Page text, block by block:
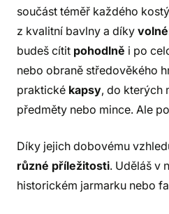
součást téměř každého
z kvalitní bavlny a díky
budeš cítit pohodlně i po
nebo obraně středověkého
praktické kapsy, do kterých
předměty nebo mince. Ale
Díky jejich dobovému
různé příležitosti. Uděláš v
historickém jarmarku nebo